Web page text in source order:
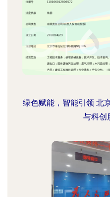
绿色赋能，智能引领 北
与科创